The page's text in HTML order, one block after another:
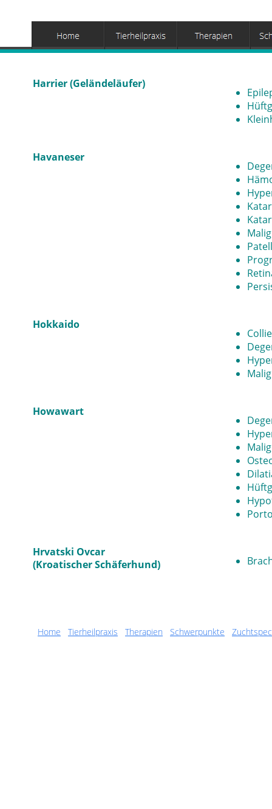
Harrier (Geländeläufer)
Havaneser
Hokkaido
Howawart
Hrvatski Ovcar
(Kroatischer Schäferhund)
Home Tierheilpraxis Therapien Schwerpunkte